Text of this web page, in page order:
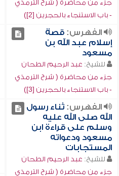
جزء من محاضرة ( شرح الترمذي
- باب الاستنجاء بالحجرين [2])
الفهرس:قصة
إسلام عبد الله بن
مسعود
للشيخ: عبد الرحيم الطحان
جزء من محاضرة ( شرح الترمذي
- باب الاستنجاء بالحجرين [3])
الفهرس:ثناء رسول
الله صلى الله عليه
وسلم على قراءة ابن
مسعود ودعواته
المستجابات
للشيخ: عبد الرحيم الطحان
جزء من محاضرة ( شرح الترمذي